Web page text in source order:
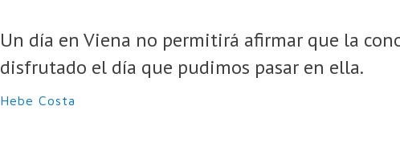
Un día en Viena no permitirá afirmar que la
disfrutado el día que pudimos pasar en ella.
Hebe Costa